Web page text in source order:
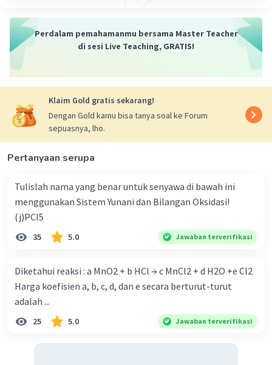
[H+] = 10-5M
pH = 5
Jadi, pH larutan tersebut adalah 5.
Beri Rating
Perdalam pemahamanmu bersama Master Teacher
di sesi Live Teaching, GRATIS!
Klaim Gold gratis sekarang!
Dengan Gold kamu bisa tanya soal ke Forum
sepuasnya, lho.
Pertanyaan serupa
Tulislah nama yang benar untuk senyawa di bawah ini
menggunakan Sistem Yunani dan Bilangan Oksidasi!
(j)PCI5
35 5.0 Jawaban terverifikasi
Diketahui reaksi : a MnO2 + b HCl → c MnCl2 + d H2O +e Cl2
Harga koefisien a, b, c, d, dan e secara berturut-turut
adalah ...
25 5.0 Jawaban terverifikasi